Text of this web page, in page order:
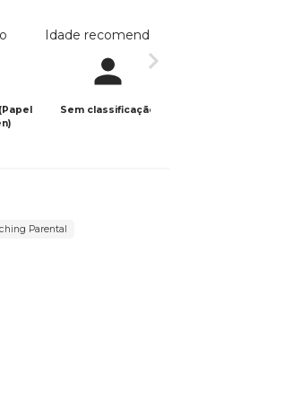
Idade recomendada
Sem classificação
Parental